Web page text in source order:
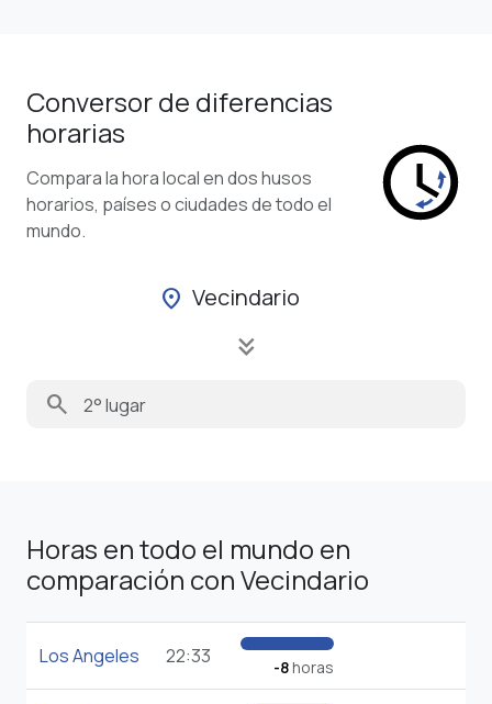
Conversor de diferencias
horarias
Compara la hora local en dos husos
horarios, países o ciudades de todo el
mundo.
location_on Vecindario
keyboard_double_arrow_down
search
Horas en todo el mundo en
comparación con Vecindario
Los Angeles 22:33 -8horas